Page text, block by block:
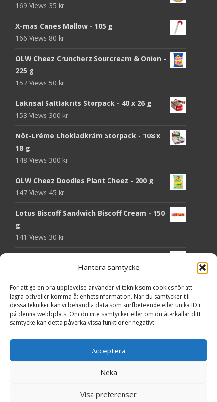
Hantera samtycke
För att ge en bra upplevelse använder vi teknik som cookies för att
lagra och/eller komma åt enhetsinformation. När du samtycker till
dessa tekniker kan vi behandla data som surfbeteende eller unika ID:n
på denna webbplats. Om du inte samtycker eller om du återkallar ditt
samtycke kan detta påverka vissa funktioner negativt.
Acceptera
Neka
Visa preferenser
169 Views 35 kr
X-mas Canes Mallow - 105 g
166 Views 80 kr
OLW Cheez Cruncherz Sourcream & Onion -
225 g
157 Views 50 kr
Lakrisal Saltlakrits Storpack - 40 x 26 g
153 Views 300 kr
Nöt-Créme Chokladkräm Storpack - 108 x
18 g
148 Views 300 kr
OLW Cheez Doodles Plant Cheez - 200 g
147 Views 45 kr
Lotus Biscoff Sandwich Biscoff Cream - 150
g
141 Views 30 kr
Pringles Hot Kickin' Sour Cream Chips - 160
g
138 Views50kr
Powered by WordPress, Themei-craftby TemplatesNext.